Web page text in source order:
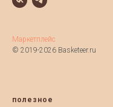
Маркетплейс
© 2019-2026 Basketeer.ru
полезное